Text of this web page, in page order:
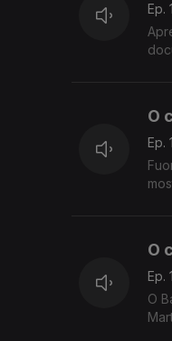
Ep.
O
Ep.
O
Ep.
O